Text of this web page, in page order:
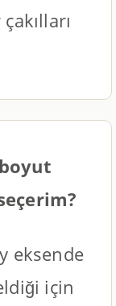
eksende
için